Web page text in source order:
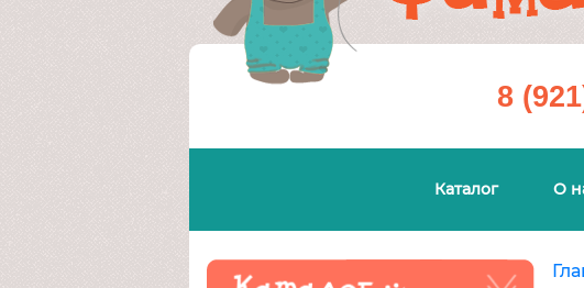
8
Каталог О